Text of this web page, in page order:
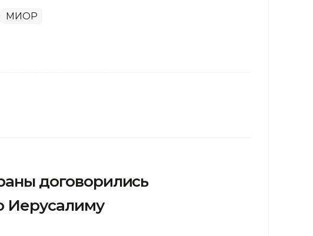
МИОР
договорились
Иерусалиму